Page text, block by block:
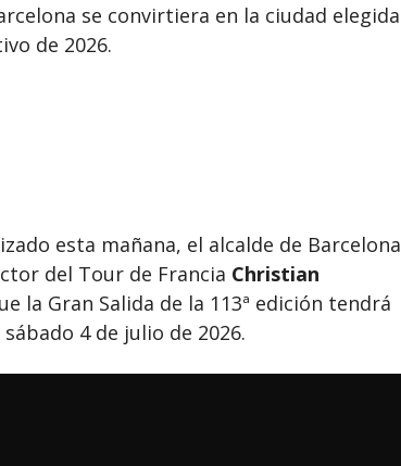
se convirtiera en la ciudad elegida
de 2026.
esta mañana, el alcalde de Barcelona
del Tour de Francia Christian
la Gran Salida de la 113ª edición tendrá
4 de julio de 2026.